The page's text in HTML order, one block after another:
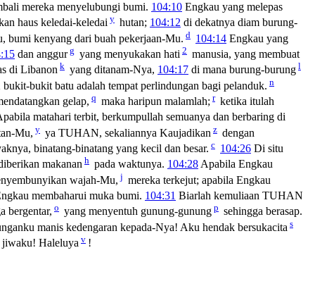
mereka menyelubungi bumi. 104:10 Engkau yang melepas
haus keledai-keledai y hutan; 104:12 di dekatnya diam burung-
bumi kenyang dari buah pekerjaan-Mu. d 104:14 Engkau yang
dan anggur g yang menyukakan hati 2 manusia, yang membuat
di Libanon k yang ditanam-Nya, 104:17 di mana burung-burung l
bukit-bukit batu adalah tempat perlindungan bagi pelanduk. n
gelap, q maka haripun malamlah; r ketika itulah
matahari terbit, berkumpullah semuanya dan berbaring di
Mu, y ya TUHAN, sekaliannya Kaujadikan z dengan
binatang-binatang yang kecil dan besar. c 104:26 Di situ
makanan h pada waktunya. 104:28Apabila Engkau
wajah-Mu, j mereka terkejut; apabila Engkau
membaharui muka bumi. 104:31 Biarlah kemuliaan TUHAN
bergentar, o yang menyentuh gunung-gunung p sehingga berasap.
manis kedengaran kepada-Nya! Aku hendak bersukacita s
Haleluya v !